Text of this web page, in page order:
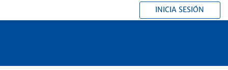
INICIA SESIÓN